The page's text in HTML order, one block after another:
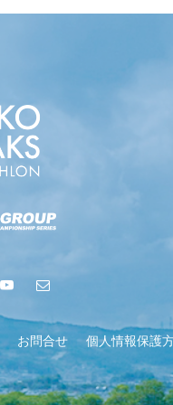
お問合せ 個人情報保護